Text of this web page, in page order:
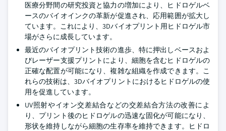
医療分野間の研究投資と協力の増加により、ヒドロゲルベ
ースのバイオインクの革新が促進され、応用範囲が拡大し
ています。これにより、3Dバイオプリント用ヒドロゲル市
場がさらに成長しています。
最近のバイオプリント技術の進歩、特に押出しベースおよ
びレーザー支援プリントにより、細胞を含むヒドロゲルの
正確な配置が可能になり、複雑な組織を作成できます。こ
れらの技術は、3Dバイオプリントにおけるヒドロゲルの使
用を促進しています。
UV照射やイオン交差結合などの交差結合方法の改善によ
り、プリント後のヒドロゲルの迅速な固化が可能になり、
形状を維持しながら細胞の生存率を維持できます。ヒドロ